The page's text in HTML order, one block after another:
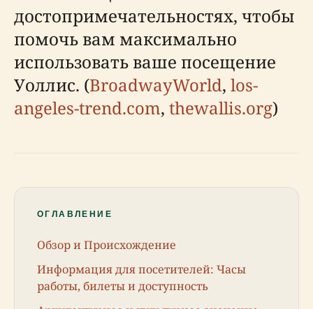
достопримечательностях, чтобы
помочь вам максимально
использовать ваше посещение
Уоллис. (BroadwayWorld, los-
angeles-trend.com, thewallis.org)
ОГЛАВЛЕНИЕ
Обзор и Происхождение
Информация для посетителей: Часы
работы, билеты и доступность